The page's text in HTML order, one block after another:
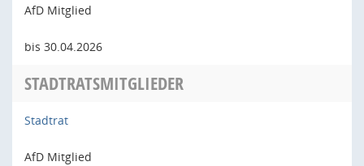
AfD Mitglied
bis 30.04.2026
STADTRATSMITGLIEDER
Stadtrat
AfD Mitglied